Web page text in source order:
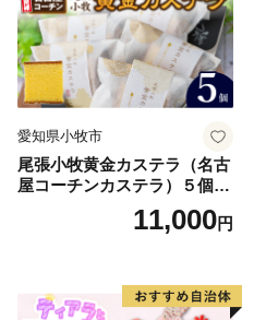
チベアやぐま
愛知県小牧市
尾張小牧黄金カステラ（名古
屋コーチンカステラ）５個入
名古屋コーチン カステラ ザ
ラメ 常温 愛知県 小牧市 アン
11,000円